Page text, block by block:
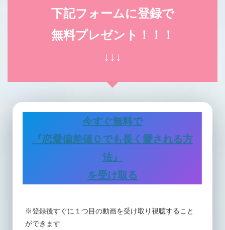
下記フォームに登録で
無料プレゼント！！！
↓↓↓
今すぐ無料で
『恋愛偏差値０でも長く愛される方
法』
を受け取る
※登録後すぐに１つ目の動画を受け取り視聴すること
ができます